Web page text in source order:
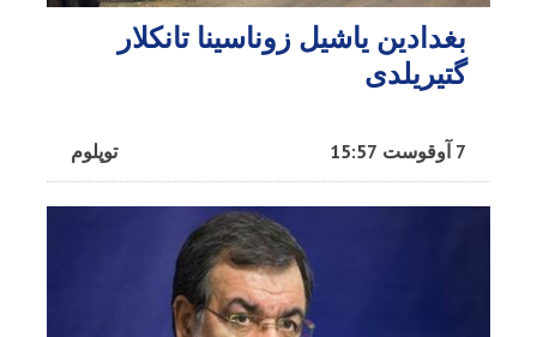
بغدادین یاشیل زوناسینا تانکلار
گتیریلدی
توپلوم 7 آوقوست 15:57